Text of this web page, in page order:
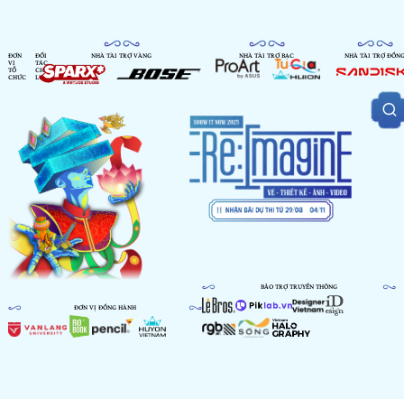
ĐƠN
VỊ
TỔ
CHỨC
ĐỐI
TÁC
CHIẾN
LƯỢC
NHÀ TÀI TRỢ VÀNG NHÀ TÀI TRỢ BẠC NHÀ TÀI TRỢ ĐỒNG
ĐƠN VỊ ĐỒNG HÀNH
BẢO TRỢ TRUYỀN THÔNG